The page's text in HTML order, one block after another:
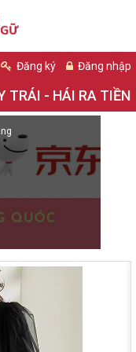
Đăng ký Đăng nhập
TRÁI - HÁI RA TIỀN